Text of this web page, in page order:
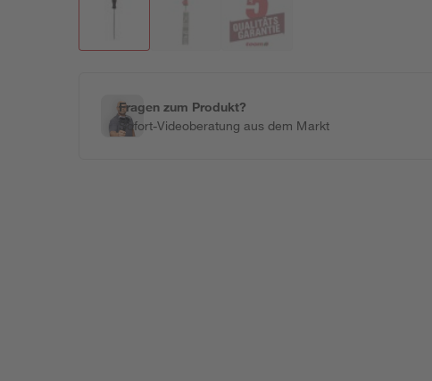
Fragen zum Produkt?
Sofort-Videoberatung aus dem Markt